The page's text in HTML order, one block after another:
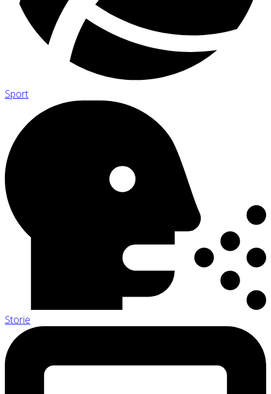
Sport
Storie